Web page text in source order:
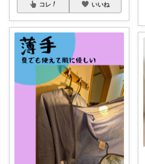
コレ いいね